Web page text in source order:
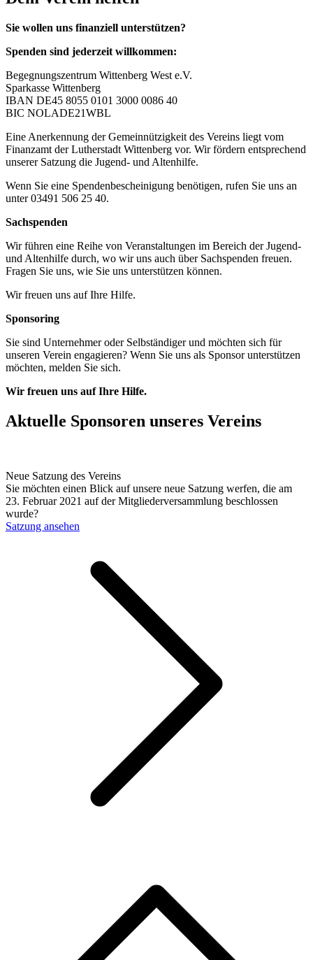
Sie wollen uns finanziell unterstützen?
Spenden sind jederzeit willkommen:
Begegnungszentrum Wittenberg West e.V.
Sparkasse Wittenberg
IBAN DE45 8055 0101 3000 0086 40
BIC NOLADE21WBL
Eine Anerkennung der Gemeinnützigkeit des Vereins liegt vom
Finanzamt der Lutherstadt Wittenberg vor. Wir fördern entsprechend
unserer Satzung die Jugend- und Altenhilfe.
Wenn Sie eine Spendenbescheinigung benötigen, rufen Sie uns an
unter 03491 506 25 40.
Sachspenden
Wir führen eine Reihe von Veranstaltungen im Bereich der Jugend-
und Altenhilfe durch, wo wir uns auch über Sachspenden freuen.
Fragen Sie uns, wie Sie uns unterstützen können.
Wir freuen uns auf Ihre Hilfe.
Sponsoring
Sie sind Unternehmer oder Selbständiger und möchten sich für
unseren Verein engagieren? Wenn Sie uns als Sponsor unterstützen
möchten, melden Sie sich.
Wir freuen uns auf Ihre Hilfe.
Aktuelle Sponsoren unseres Vereins
Neue Satzung des Vereins
Sie möchten einen Blick auf unsere neue Satzung werfen, die am
23. Februar 2021 auf der Mitgliederversammlung beschlossen
wurde?
Satzung ansehen